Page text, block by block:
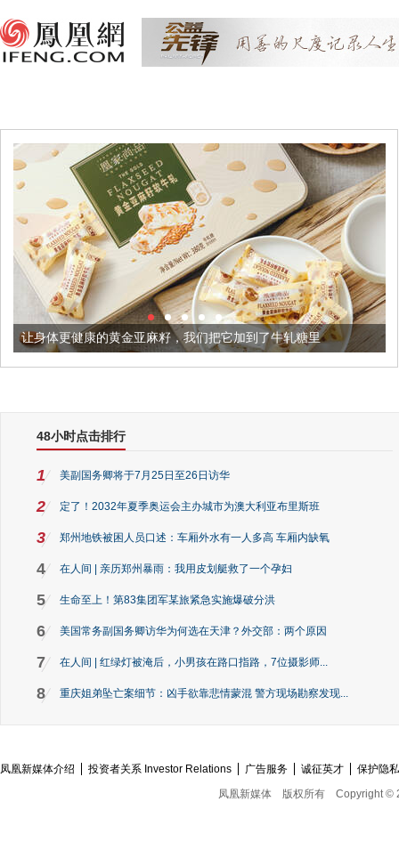
康的黄金亚麻籽，我们把它加到了牛轧糖里 被列入佛家七
48小时点击排行
1 美副国务卿将于7月25日至26日访华
2 定了！2032年夏季奥运会主办城市为澳大利亚布里斯班
3 郑州地铁被困人员口述：车厢外水有一人多高 车厢内缺氧
4 在人间 | 亲历郑州暴雨：我用皮划艇救了一个孕妇
5 生命至上！第83集团军某旅紧急实施爆破分洪
6 美国常务副国务卿访华为何选在天津？外交部：两个原因
7 在人间 | 红绿灯被淹后，小男孩在路口指路，7位摄影师...
8 重庆姐弟坠亡案细节：凶手欲靠悲情蒙混 警方现场勘察发现...
凤凰新媒体介绍 投资者关系 Investor Relations 广告服务 诚征英才
保护隐
凤凰新媒体
版权所有 Copyright ©